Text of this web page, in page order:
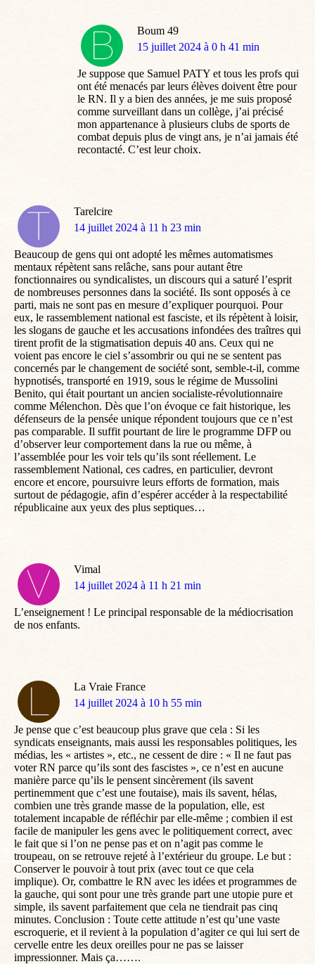
Boum 49
dit
15 juillet 2024 à 0 h 41 min
Je suppose que Samuel PATY et tous les profs qui
ont été menacés par leurs élèves doivent être pour
le RN. Il y a bien des années, je me suis proposé
comme surveillant dans un collège, j’ai précisé
mon appartenance à plusieurs clubs de sports de
combat depuis plus de vingt ans, je n’ai jamais été
recontacté. C’est leur choix.
Tarelcire
dit
14 juillet 2024 à 11 h 23 min
Beaucoup de gens qui ont adopté les mêmes automatismes
mentaux répètent sans relâche, sans pour autant être
fonctionnaires ou syndicalistes, un discours qui a saturé l’esprit
de nombreuses personnes dans la société. Ils sont opposés à ce
parti, mais ne sont pas en mesure d’expliquer pourquoi. Pour
eux, le rassemblement national est fasciste, et ils répètent à loisir,
les slogans de gauche et les accusations infondées des traîtres qui
tirent profit de la stigmatisation depuis 40 ans. Ceux qui ne
voient pas encore le ciel s’assombrir ou qui ne se sentent pas
concernés par le changement de société sont, semble-t-il, comme
hypnotisés, transporté en 1919, sous le régime de Mussolini
Benito, qui était pourtant un ancien socialiste-révolutionnaire
comme Mélenchon. Dès que l’on évoque ce fait historique, les
défenseurs de la pensée unique répondent toujours que ce n’est
pas comparable. Il suffit pourtant de lire le programme DFP ou
d’observer leur comportement dans la rue ou même, à
l’assemblée pour les voir tels qu’ils sont réellement. Le
rassemblement National, ces cadres, en particulier, devront
encore et encore, poursuivre leurs efforts de formation, mais
surtout de pédagogie, afin d’espérer accéder à la respectabilité
républicaine aux yeux des plus septiques…
Vimal
dit
14 juillet 2024 à 11 h 21 min
L’enseignement ! Le principal responsable de la médiocrisation
de nos enfants.
La Vraie France
dit
14 juillet 2024 à 10 h 55 min
Je pense que c’est beaucoup plus grave que cela : Si les
syndicats enseignants, mais aussi les responsables politiques, les
médias, les « artistes », etc., ne cessent de dire : « Il ne faut pas
voter RN parce qu’ils sont des fascistes », ce n’est en aucune
manière parce qu’ils le pensent sincèrement (ils savent
pertinemment que c’est une foutaise), mais ils savent, hélas,
combien une très grande masse de la population, elle, est
totalement incapable de réfléchir par elle-même ; combien il est
facile de manipuler les gens avec le politiquement correct, avec
le fait que si l’on ne pense pas et on n’agit pas comme le
troupeau, on se retrouve rejeté à l’extérieur du groupe. Le but :
Conserver le pouvoir à tout prix (avec tout ce que cela
implique). Or, combattre le RN avec les idées et programmes de
la gauche, qui sont pour une très grande part une utopie pure et
simple, ils savent parfaitement que cela ne tiendrait pas cinq
minutes. Conclusion : Toute cette attitude n’est qu’une vaste
escroquerie, et il revient à la population d’agiter ce qui lui sert de
cervelle entre les deux oreilles pour ne pas se laisser
impressionner. Mais ça…….